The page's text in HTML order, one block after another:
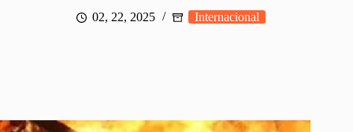
02, 22, 2025 Internacional